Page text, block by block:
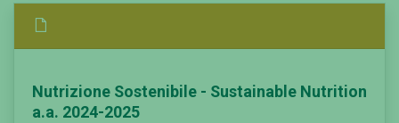
Nutrizione Sostenibile - Sustainable Nutrition
a.a. 2024-2025